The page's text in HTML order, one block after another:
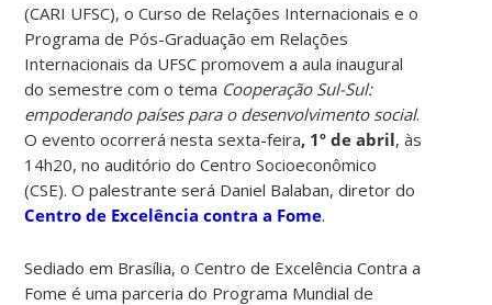
(CARI UFSC), o Curso de Relações Internacionais e o
Programa de Pós-Graduação em Relações
Internacionais da UFSC promovem a aula inaugural
do semestre com o tema Cooperação Sul-Sul:
empoderando países para o desenvolvimento social.
O evento ocorrerá nesta sexta-feira, 1º de abril, às
14h20, no auditório do Centro Socioeconômico
(CSE). O palestrante será Daniel Balaban, diretor do
Centro de Excelência contra a Fome.
Sediado em Brasília, o Centro de Excelência Contra a
Fome é uma parceria do Programa Mundial de